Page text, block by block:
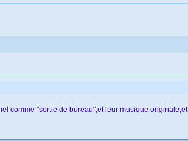
comme "sortie de bureau",et leur musique originale,et